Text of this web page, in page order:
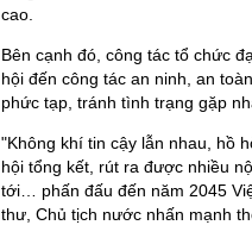
cao.
Bên cạnh đó, công tác tổ chức
hội đến công tác an ninh, an
phức tạp, tránh tình trạng gặp
"Không khí tin cậy lẫn nhau, hồ
hội tổng kết, rút ra được nhiều
tới… phấn đấu đến năm 2045
thư, Chủ tịch nước nhấn mạnh